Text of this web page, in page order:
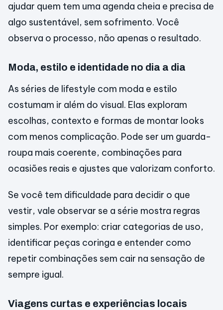
ajudar quem tem uma agenda cheia e precisa de
algo sustentável, sem sofrimento. Você
observa o processo, não apenas o resultado.
Moda, estilo e identidade no dia a dia
As séries de lifestyle com moda e estilo
costumam ir além do visual. Elas exploram
escolhas, contexto e formas de montar looks
com menos complicação. Pode ser um guarda-
roupa mais coerente, combinações para
ocasiões reais e ajustes que valorizam conforto.
Se você tem dificuldade para decidir o que
vestir, vale observar se a série mostra regras
simples. Por exemplo: criar categorias de uso,
identificar peças coringa e entender como
repetir combinações sem cair na sensação de
sempre igual.
Viagens curtas e experiências locais